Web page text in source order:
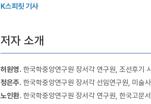
K스피릿 기사
저자 소개
허원영. 한국학중앙연구원 장서각 연구원, 조선후기
정은주. 한국학중앙연구원 장서각 선임연구원, 미술
노인환. 한국학중앙연구원 장서각 연구원, 한국고문